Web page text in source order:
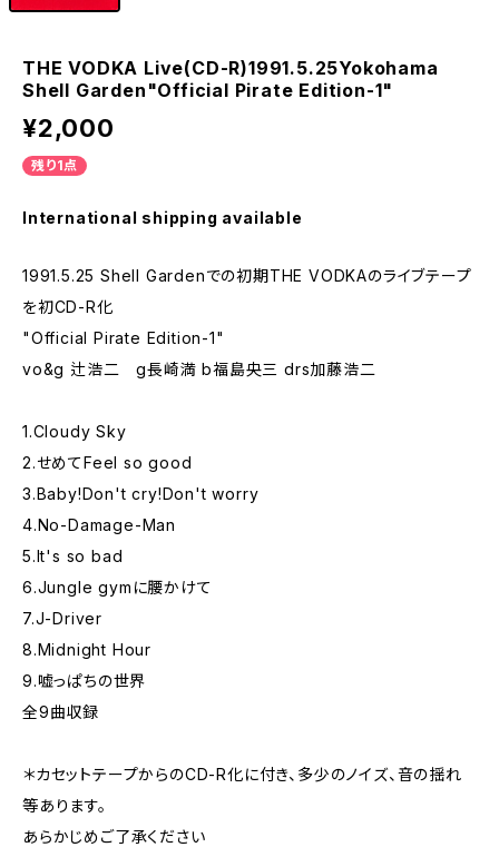
THE VODKA Live(CD-R)1991.5.25Yokohama
Shell Garden"Official Pirate Edition-1"
¥2,000
残り1点
International shipping available
1991.5.25 Shell Gardenでの初期THE VODKAのライブテープ
を初CD-R化
"Official Pirate Edition-1"
vo&g 辻浩二 g長崎満 b福島央三 drs加藤浩二
1.Cloudy Sky
2.せめてFeel so good
3.Baby!Don't cry!Don't worry
4.No-Damage-Man
5.It's so bad
6.Jungle gymに腰かけて
7.J-Driver
8.Midnight Hour
9.嘘っぱちの世界
全9曲収録
＊カセットテープからのCD-R化に付き、多少のノイズ、音の揺れ
等あります。
あらかじめご了承ください